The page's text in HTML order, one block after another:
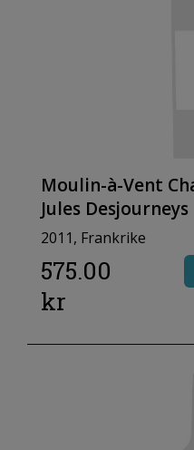
Moulin-à-Vent
Jules Desjourneys
2011, Frankrike
575.00
kr